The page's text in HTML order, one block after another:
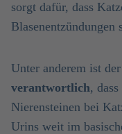
sorgt dafür, dass
Blasenentzündungen
Unter anderem ist der
verantwortlich,
Nierensteinen bei
Urins weit im